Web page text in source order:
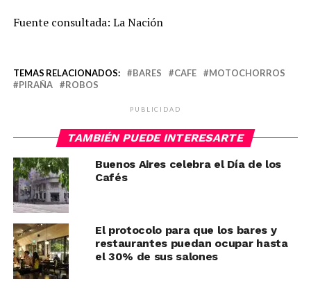
Fuente consultada: La Nación
TEMAS RELACIONADOS: BARES CAFE
MOTOCHORROS
PIRAÑA
ROBOS
PUBLICIDAD
TAMBIÉN PUEDE INTERESARTE
Buenos Aires celebra el Día de los
Cafés
El protocolo para que los bares y
restaurantes puedan ocupar hasta
el 30% de sus salones